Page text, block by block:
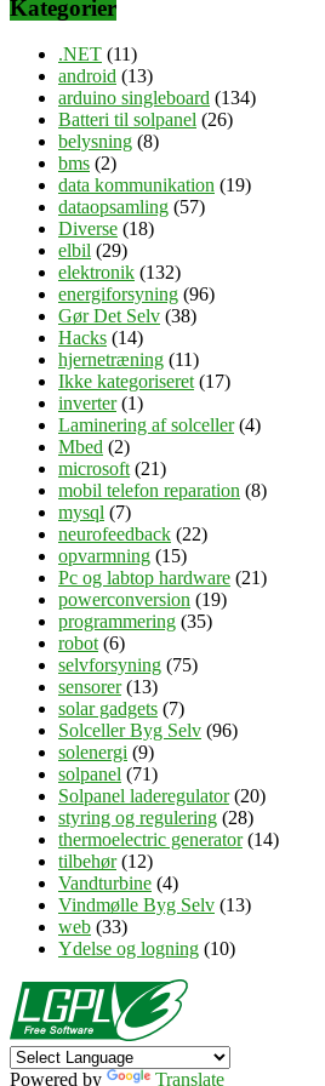
Kategorier
.NET (11)
android (13)
arduino singleboard (134)
Batteri til solpanel (26)
belysning (8)
bms (2)
data kommunikation (19)
dataopsamling (57)
Diverse (18)
elbil (29)
elektronik (132)
energiforsyning (96)
Gør Det Selv (38)
Hacks (14)
hjernetræning (11)
Ikke kategoriseret(17)
inverter(1)
Laminering af solceller(4)
Mbed (2)
microsoft(21)
mobil telefon reparation (8)
mysql (7)
neurofeedback (22)
opvarmning (15)
Pc og labtop hardware (21)
powerconversion (19)
programmering (35)
robot(6)
selvforsyning (75)
sensorer(13)
solar gadgets (7)
Solceller Byg Selv (96)
solenergi (9)
solpanel (71)
Solpanel laderegulator(20)
styring og regulering (28)
thermoelectric generator(14)
tilbehør(12)
Vandturbine (4)
Vindmølle Byg Selv (13)
web (33)
Ydelse og logning (10)
Powered by Translate